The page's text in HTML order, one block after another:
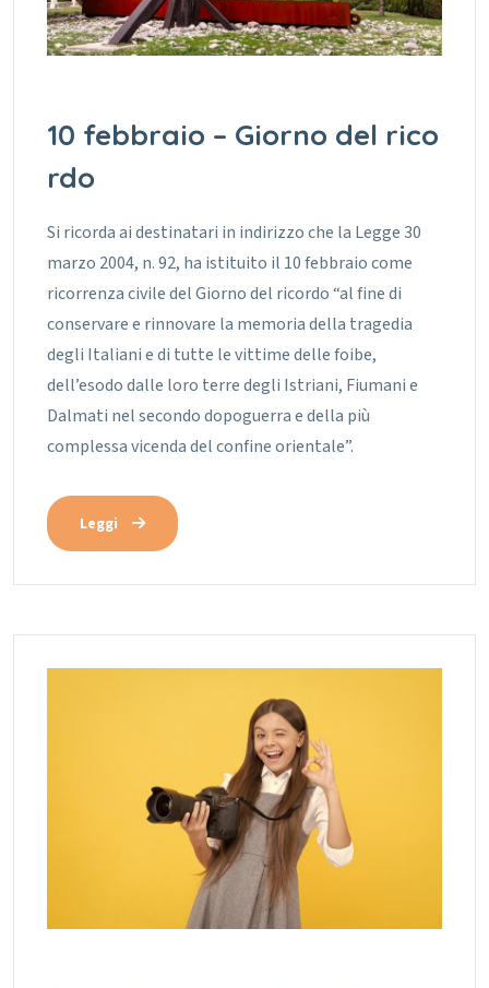
10 febbraio – Giorno del rico
rdo
Si ricorda ai destinatari in indirizzo che la Legge 30
marzo 2004, n. 92, ha istituito il 10 febbraio come
ricorrenza civile del Giorno del ricordo “al fine di
conservare e rinnovare la memoria della tragedia
degli Italiani e di tutte le vittime delle foibe,
dell’esodo dalle loro terre degli Istriani, Fiumani e
Dalmati nel secondo dopoguerra e della più
complessa vicenda del confine orientale”.
Leggi